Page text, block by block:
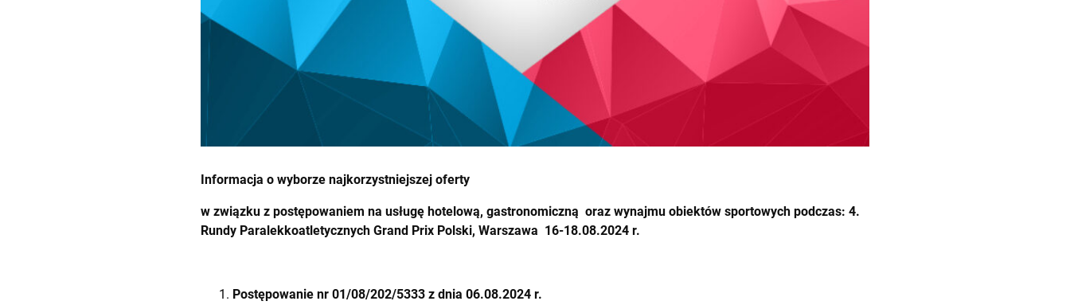
Informacja o wyborze najkorzystniejszej oferty
w związku z postępowaniem na usługę hotelową, gastronomiczną oraz wynajmu obiektów sportowych podczas: 4.
Rundy Paralekkoatletycznych Grand Prix Polski, Warszawa 16-18.08.2024 r.
Postępowanie nr 01/08/202/5333 z dnia 06.08.2024 r.